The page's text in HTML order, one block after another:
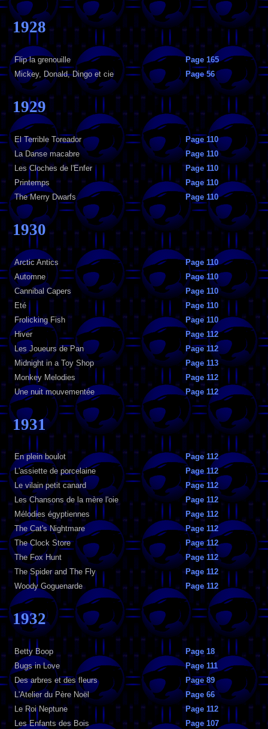
1928
Flip la grenouille
Page 165
Mickey, Donald, Dingo et cie
Page 56
1929
El Terrible Toreador
Page 110
La Danse macabre
Page 110
Les Cloches de l'Enfer
Page 110
Printemps
Page 110
The Merry Dwarfs
Page 110
1930
Arctic Antics
Page 110
Automne
Page 110
Cannibal Capers
Page 110
Eté
Page 110
Frolicking Fish
Page 110
Hiver
Page 112
Les Joueurs de Pan
Page 112
Midnight in a Toy Shop
Page 113
Monkey Melodies
Page 112
Une nuit mouvementée
Page 112
1931
En plein boulot
Page 112
L'assiette de porcelaine
Page 112
Le vilain petit canard
Page 112
Les Chansons de la mère l'oie
Page 112
Mélodies égyptiennes
Page 112
The Cat's Nightmare
Page 112
The Clock Store
Page 112
The Fox Hunt
Page 112
The Spider and The Fly
Page 112
Woody Goguenarde
Page 112
1932
Betty Boop
Page 18
Bugs in Love
Page 111
Des arbres et des fleurs
Page 89
L'Atelier du Père Noël
Page 66
Le Roi Neptune
Page 112
Les Enfants des Bois
Page 107